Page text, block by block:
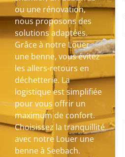
ou une rénovation,
nous proposons des
solutions adaptées.
Grâce à notre Louer
une benne, vous évitez
les allers-retours en
déchetterie. La
logistique est simplifiée
pour vous offrir un
maximum de confort.
Choisissez la tranquillité
avec notre Louer une
benne à Seebach.